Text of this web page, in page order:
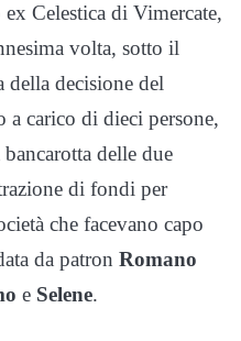
Celestica di Vimercate,
volta, sotto il
della decisione del
a carico di dieci persone,
delle due
di fondi per
che facevano capo
da patron Romano
e Selene.